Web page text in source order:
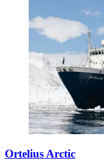
Ortelius Arctic